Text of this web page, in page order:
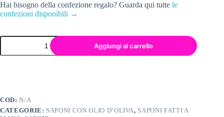
Hai bisogno della confezione regalo? Guarda qui tutte le
confezioni disponibili →
Aggiungi al carrello
COD:N/A
CATEGORIE: SAPONI CON OLIO D’OLIVA, SAPONI FATTI A